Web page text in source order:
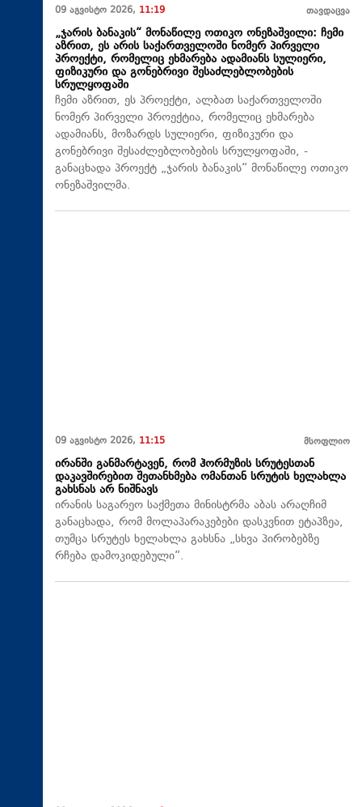
09 აგვისტო 2026, 11:19 თავდაცვა
„ჯარის ბანაკის“ მონაწილე ოთიკო ონეზაშვილი: ჩემი
აზრით, ეს არის საქართველოში ნომერ პირველი
პროექტი, რომელიც ეხმარება ადამიანს სულიერი,
ფიზიკური და გონებრივი შესაძლებლობების
სრულყოფაში
ჩემი აზრით, ეს პროექტი, ალბათ საქართველოში
ნომერ პირველი პროექტია, რომელიც ეხმარება
ადამიანს, მოზარდს სულიერი, ფიზიკური და
გონებრივი შესაძლებლობების სრულყოფაში, -
განაცხადა პროექტ „ჯარის ბანაკის“ მონაწილე ოთიკო
ონეზაშვილმა.
09 აგვისტო 2026, 11:15 მსოფლიო
ირანში განმარტავენ, რომ ჰორმუზის სრუტესთან
დაკავშირებით შეთანხმება ომანთან სრუტის ხელახლა
გახსნას არ ნიშნავს
ირანის საგარეო საქმეთა მინისტრმა აბას არაღჩიმ
განაცხადა, რომ მოლაპარაკებები დასკვნით ეტაპზეა,
თუმცა სრუტეს ხელახლა გახსნა „სხვა პირობებზე
რჩება დამოკიდებული“.